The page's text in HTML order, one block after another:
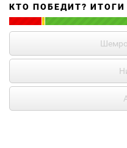
КТО ПОБЕДИТ?